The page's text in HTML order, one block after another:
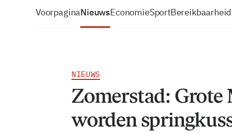
VoorpaginaNieuwsEconomieSport
NIEUWS
Zomerstad: Grote
worden